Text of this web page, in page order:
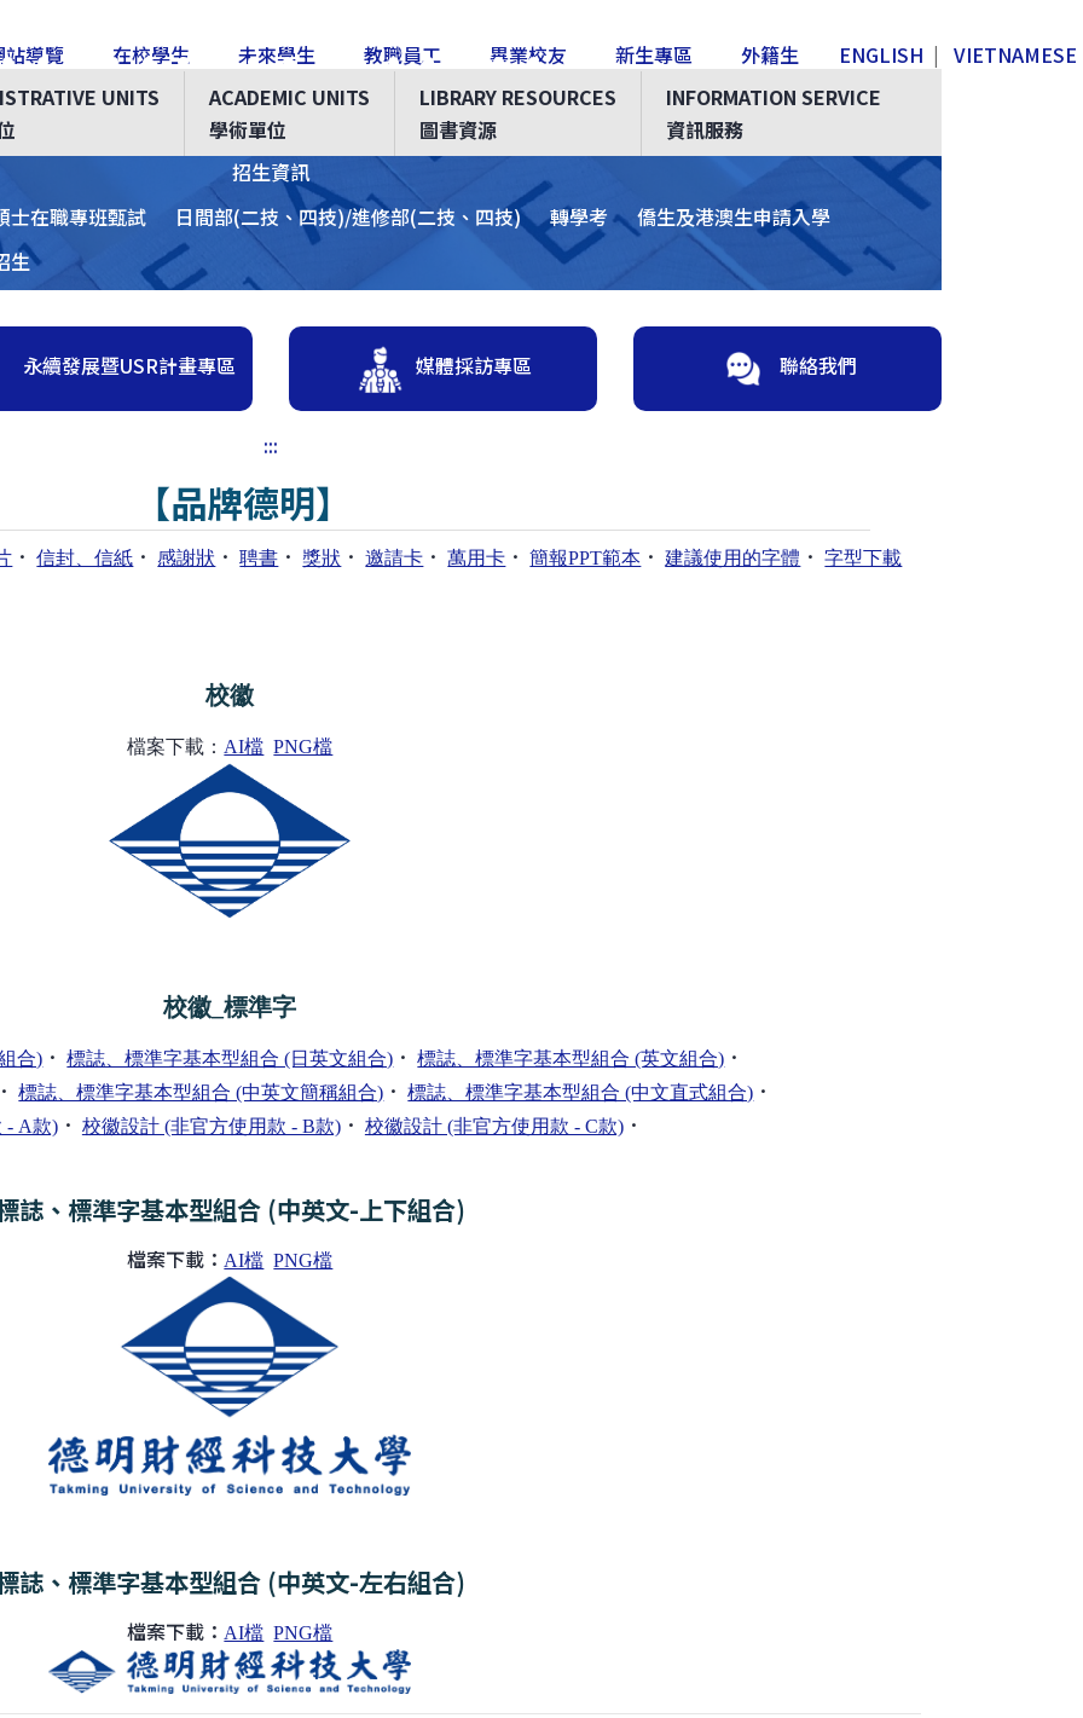
站導覽 在校學生 未來學生 教職員工 畢業校友 新生專區 外籍生 ENGLISH | VIETNAMESE
:::
UNITS
ACADEMIC UNITS
學術單位
LIBRARY RESOURCES
圖書資源
INFORMATION SERVICE
資訊服務
招生資訊
士在職專班甄試
日間部(二技、四技)/進修部(二技、四技) 轉學考
僑生及港澳生申請入學
生
永續發展暨USR計畫專區 媒體採訪專區 聯絡我們
:::
【品牌德明】
．信封、信紙 ．感謝狀 ．聘書 ．獎狀 ．邀請卡 ．萬用卡 ．簡報PPT範本 ．建議使用的字體 ．字型下載
校徽
檔案下載： AI檔 PNG檔
校徽_標準字
合) ．標誌、標準字基本型組合 (日英文組合) ．標誌、標準字基本型組合 (英文組合) ．
標誌、標準字基本型組合 (中英文簡稱組合) ．標誌、標準字基本型組合 (中文直式組合) ．
- A款)． 校徽設計 (非官方使用款 - B款)． 校徽設計 (非官方使用款 - C款)．
誌、標準字基本型組合 (中英文-上下組合)
檔案下載：AI檔 PNG檔
誌、標準字基本型組合 (中英文-左右組合)
檔案下載：AI檔 PNG檔